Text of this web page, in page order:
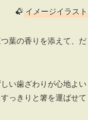
イメージイラスト
葉の香りを添えて、だ
い歯ざわりが心地よい
っきりと箸を運ばせて